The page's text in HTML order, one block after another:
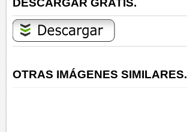
DESCARGAR GRATIS.
OTRAS IMÁGENES SIMILARES.